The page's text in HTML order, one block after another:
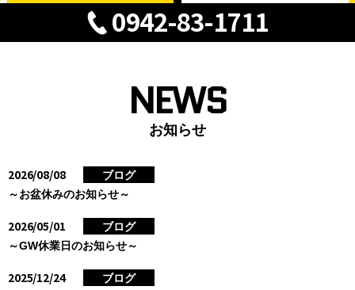
0942-83-1711
NEWS
お知らせ
2026/08/08
ブログ
～お盆休みのお知らせ～
2026/05/01
ブログ
～GW休業日のお知らせ～
2025/12/24
ブログ